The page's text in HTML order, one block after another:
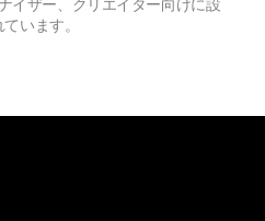
イザー、クリエイター向けに設
います。